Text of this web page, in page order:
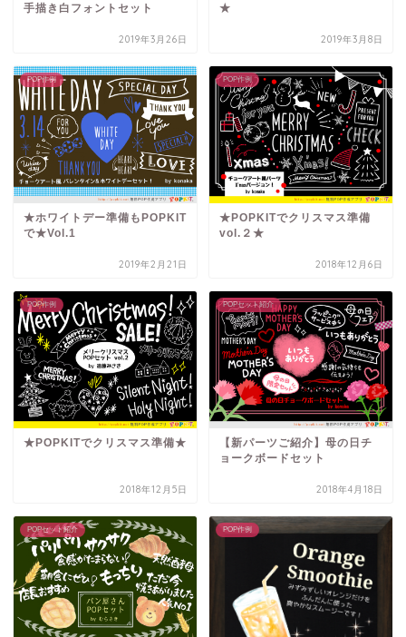
手描き白フォントセット
2019年3月26日
★
2019年3月8日
POP作例
★ホワイトデー準備もPOPKIT
で★Vol.1
2019年2月21日
POP作例
★POPKITでクリスマス準備
vol.２★
2018年12月6日
POP作例
★POPKITでクリスマス準備★
2018年12月5日
POPセット紹介
【新パーツご紹介】母の日チ
ョークボードセット
2018年4月18日
POPセット紹介 POP作例